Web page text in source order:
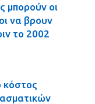
οι
να βρουν
το 2002
κόστος